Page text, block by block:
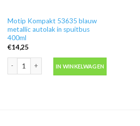
Motip Kompakt 53635 blauw
metallic autolak in spuitbus
400ml
€14,25
IN WINKELWAGEN